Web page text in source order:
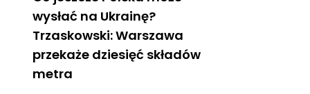
wysłać na Ukrainę?
Trzaskowski: Warszawa
przekaże dziesięć składów
metra